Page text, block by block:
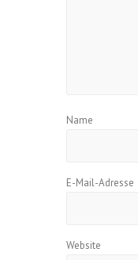
Name
E-Mail-Adresse
Website